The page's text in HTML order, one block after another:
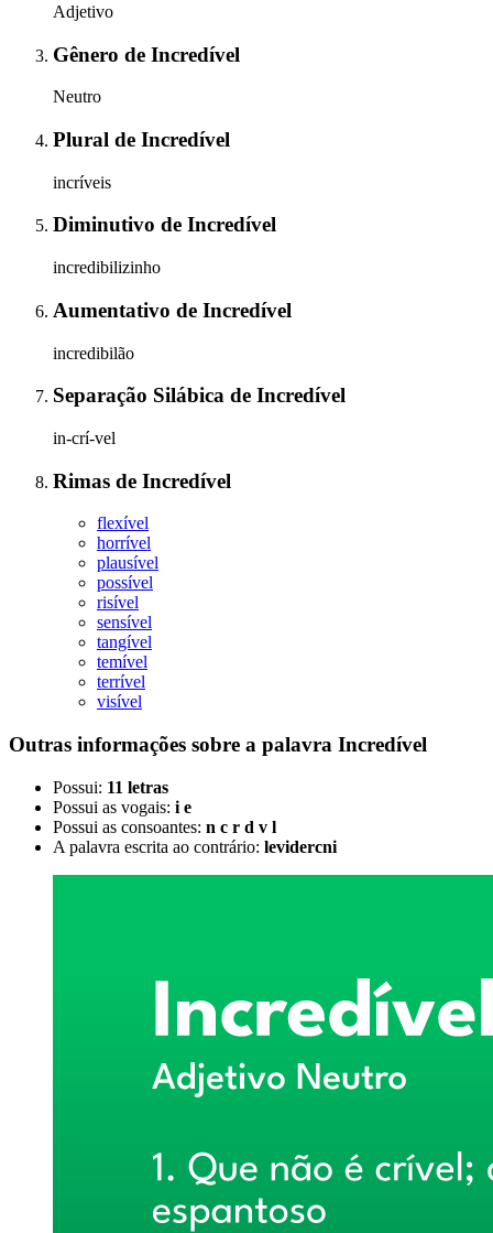
Adjetivo
Gênero de Incredível
Neutro
Plural de Incredível
incríveis
Diminutivo de Incredível
incredibilizinho
Aumentativo de Incredível
incredibilão
Separação Silábica de Incredível
in-crí-vel
Rimas de Incredível
flexível
horrível
plausível
possível
risível
sensível
tangível
temível
terrível
visível
Outras informações sobre a palavra Incredível
Possui: 11 letras
Possui as vogais: i e
Possui as consoantes: n c r d v l
A palavra escrita ao contrário: levidercni